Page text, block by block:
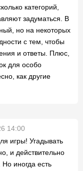
категорий,
задуматься. В
но на некоторых
с тем, чтобы
и ответы. Плюс,
для особо
как другие
14:00
игры! Угадывать
и действительно
Но иногда есть